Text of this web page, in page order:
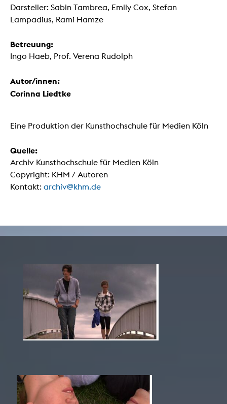
Darsteller: Sabin Tambrea, Emily Cox, Stefan
Lampadius, Rami Hamze
Betreuung:
Ingo Haeb, Prof. Verena Rudolph
Autor/innen:
Corinna Liedtke
Eine Produktion der Kunsthochschule für Medien Köln
Quelle:
Archiv Kunsthochschule für Medien Köln
Copyright: KHM / Autoren
Kontakt: archiv@khm.de